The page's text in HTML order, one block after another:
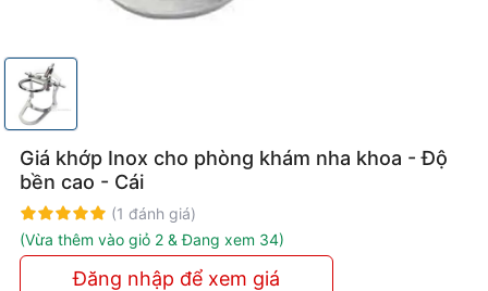
Xác
Cao
Giá khớp Inox cho phòng khám nha khoa - Độ
bền cao - Cái
Rating: 100%
(1 đánh giá)
(Vừa thêm vào giỏ 2 & Đang xem 34)
Đăng nhập để xem giá